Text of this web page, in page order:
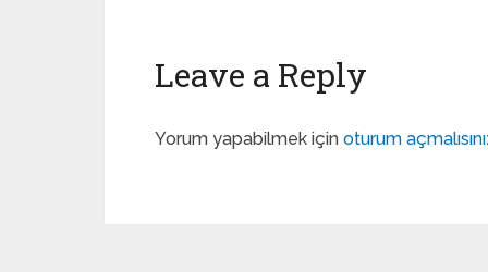
Leave a Reply
Yorum yapabilmek için oturum